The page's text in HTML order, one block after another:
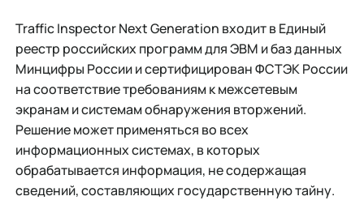
Traffic Inspector Next Generation входит в Единый
реестр российских программ для ЭВМ и баз данных
Минцифры России и сертифицирован ФСТЭК России
на соответствие требованиям к межсетевым
экранам и системам обнаружения вторжений.
Решение может применяться во всех
информационных системах, в которых
обрабатывается информация, не содержащая
сведений, составляющих государственную тайну.